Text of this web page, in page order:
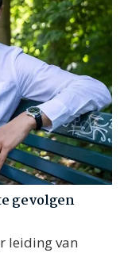
gevolgen
leiding van